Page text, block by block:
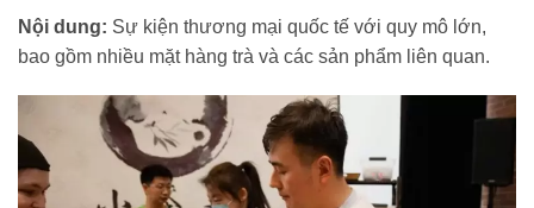
Nội dung: Sự kiện thương mại quốc tế với quy mô lớn,
bao gồm nhiều mặt hàng trà và các sản phẩm liên quan.